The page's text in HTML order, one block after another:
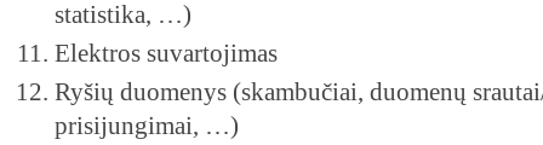
statistika, …)
Elektros suvartojimas
Ryšių duomenys (skambučiai, duomenų
prisijungimai, …)